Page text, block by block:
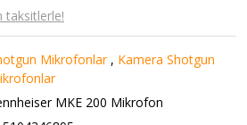
taksitlerle!
Mikrofonlar , Kamera Shotgun
MKE 200 Mikrofon